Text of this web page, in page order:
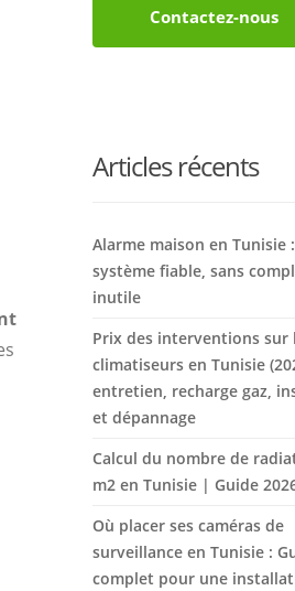
Contactez-nous
Articles récents
Alarme maison en Tunisie
système fiable, sans
inutile
Prix des interventions sur
climatiseurs en Tunisie
entretien, recharge gaz,
et dépannage
Calcul du nombre de
m2 en Tunisie | Guide
Où placer ses caméras de
surveillance en Tunisie :
complet pour une